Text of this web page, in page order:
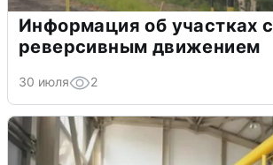
Информация об участках с
реверсивным движением
30 июля 2